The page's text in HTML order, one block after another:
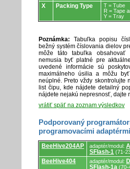
X Packing Type
T = Tube
R = Tape
Y = Tray
Poznámka: Tabuľka popisu
bežný systém číslovania dielov
môže táto tabuľka obsahovať
nemusia byť platné pre
uvedené informácie sú
maximálneho úsilia a môžu
neúplné. Preto vždy skontrolujte
list čipu, kde nájdete detailný
nájdete nejakú nepresnosť, dajte
vrátiť späť na zoznam výsledkov
Podporovaný
programovacími
Podporovaný
programátormi
a
programovacími
adaptérmi/modulmi.
BeeHive204AP adaptér/modul:
SFlash-1 (71-
BeeHive404 adaptér/modul:
SFlash-1a (70-